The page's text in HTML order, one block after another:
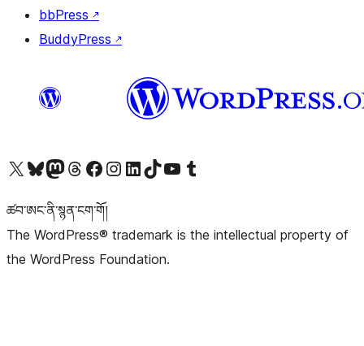
bbPress ↗
BuddyPress ↗
Visit our X (formerly Twitter) account
Visit our Bluesky account
Visit our Mastodon account
Visit our Threads account
Visit our Facebook pageVisit our Instagram account
Visit our LinkedIn account
Visit our TikTok account
Visit our YouTube channel
Visit our Tumblr account
ཚབ་ཨང་ནི་སྙན་ངག་གོ།
The WordPress® trademark is the intellectual property of
the WordPress Foundation.